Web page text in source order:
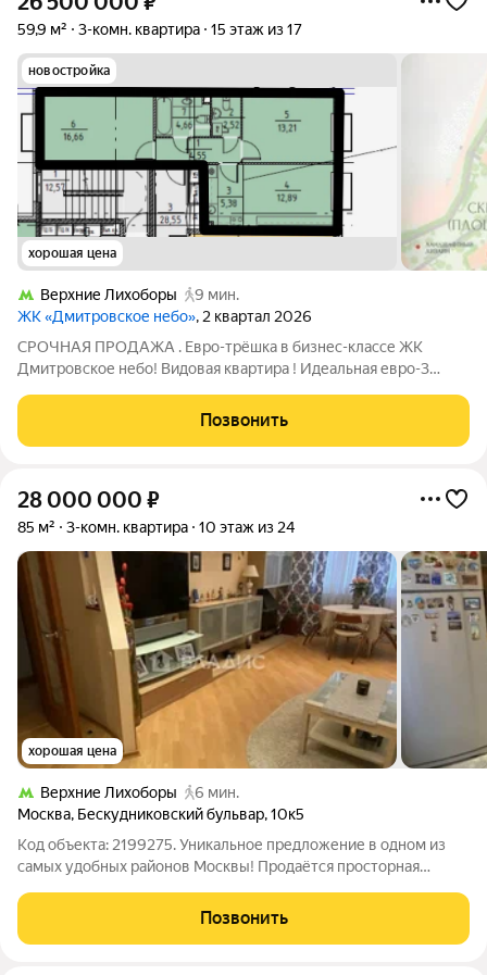
59,9 м² 3-комн. квартира 15 этаж из 17
новостройка
хорошая цена
Верхние Лихоборы
9 мин.
ЖК «Дмитровское небо», 2 квартал 2026
СРОЧНАЯ ПРОДАЖА . Евро-трёшка в бизнес-классе ЖК
Дмитровское небо! Видовая квартира ! Идеальная евро-3
спальни + просторная кухня-гостиная с окнами на две стороны
всегда светло и свежо! Без
Позвонить
28 000 000 ₽
85 м² 3-комн. квартира 10 этаж из 24
хорошая цена
Верхние Лихоборы
6 мин.
Москва, Бескудниковский бульвар,10к5
Код объекта: 2199275. Уникальное предложение в одном из
самых удобных районов Москвы! Продаётся просторная
Бескудниковском бульваре, 10к5. Квартира расположена на 10
этаже 24-этажного кирпично-монолитного
Позвонить